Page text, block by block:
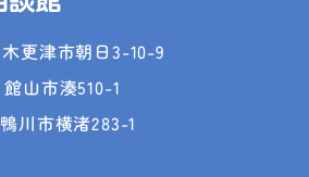
木更津市朝日3-10-9
館山市湊510-1
鴨川市横渚283-1